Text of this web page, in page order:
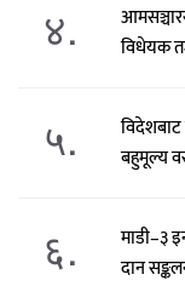
४.
विधेयक
५.
बहुमूल्य
६.
माडी–३
दान